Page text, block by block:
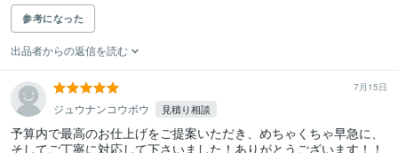
参考になった
出品者からの返信を読む
7月15日
ジュウナンコウボウ 見積り相談
予算内で最高のお仕上げをご提案いただき、めちゃくちゃ早急に、
そしてご丁寧に対応して下さいました！ありがとうございます！！